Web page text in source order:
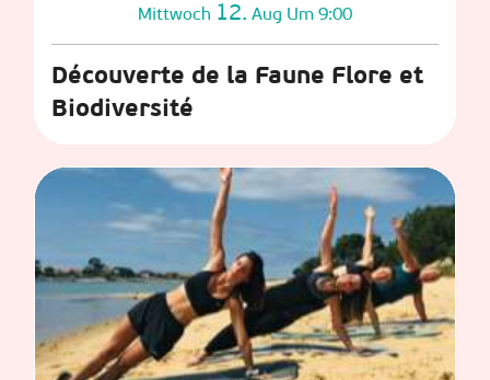
Mittwoch 12. Aug Um 9:00
Découverte de la Faune Flore et
Biodiversité